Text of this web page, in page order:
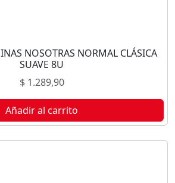
NOSOTRAS NORMAL CLÁSICA
SUAVE 8U
$1.289,90
Añadir al carrito